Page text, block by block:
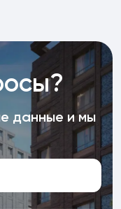
данные и мы